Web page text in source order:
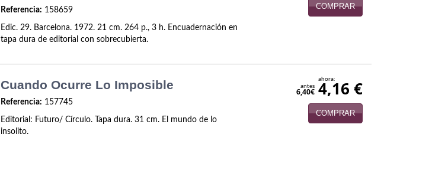
Referencia: 158659
Edic. 29. Barcelona. 1972. 21 cm. 264 p., 3 h. Encuadernación en
tapa dura de editorial con sobrecubierta.
COMPRAR
Cuando Ocurre Lo Imposible
Referencia: 157745
Editorial: Futuro/ Círculo. Tapa dura. 31 cm. El mundo de lo
insolito.
antes
6,40€
ahora:
4,16 €
COMPRAR